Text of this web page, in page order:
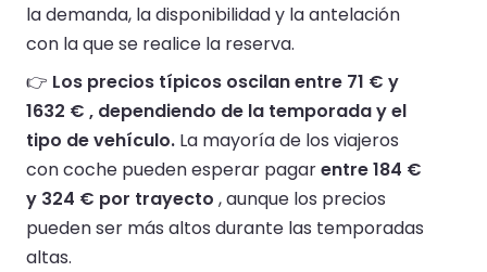
la demanda, la disponibilidad y la antelación
con la que se realice la reserva.
👉 Los precios típicos oscilan entre 71 € y
1632 € , dependiendo de la temporada y el
tipo de vehículo. La mayoría de los viajeros
con coche pueden esperar pagarentre 184 €
y 324 € por trayecto , aunque los precios
pueden ser más altos durante las temporadas
altas.